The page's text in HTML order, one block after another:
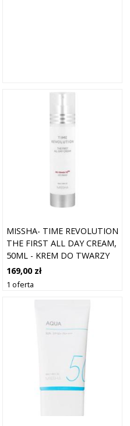
MISSHA- TIME REVOLUTION
THE FIRST ALL DAY CREAM,
50ML - KREM DO TWARZY
OO DZIAŁANIU
UJĘDNIAJĄCYM
169,00 zł
1 oferta